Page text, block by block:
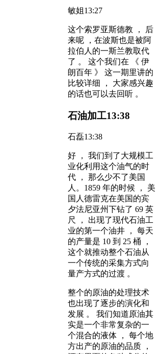
敏姐13:27
这个索罗亚斯德教 ， 后
来呢 ，在波斯也是被阿
拉伯人的一斯兰教取代
了 。 这个我们在 《 伊
朗百年 》 这一期里讲的
比较详细 ， 大家感兴趣
的话也可以去回听 。
石油加工13:38
石磊13:38
好 ， 我们到了大规模工
业化利用这个油气的时
代 ， 那么少不了美国
人。1859 年的时候 ， 美
国人德雷克在美国的宾
夕法尼亚州下钻了 69 英
尺 ， 出现了现代石油工
业的第一个油井 ， 每天
的产量是 10 到 25 桶 ，
这个就推动整个石油从
一个传统的采集方式向
量产方式的过渡 。
整个的原油的处理技术
也出现了逐步的演化和
发展 。 我们知道原油其
实是一个非常复杂的一
个混合的液体 ， 每个地
方出产的原油的品质 ，